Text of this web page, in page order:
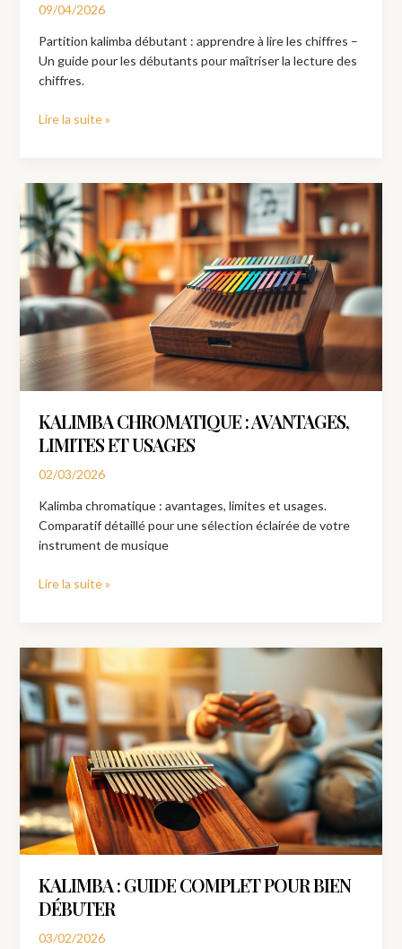
09/04/2026
Partition kalimba débutant : apprendre à lire les chiffres –
Un guide pour les débutants pour maîtriser la lecture des
chiffres.
Lire la suite »
KALIMBA CHROMATIQUE : AVANTAGES,
LIMITES ET USAGES
02/03/2026
Kalimba chromatique : avantages, limites et usages.
Comparatif détaillé pour une sélection éclairée de votre
instrument de musique
Kalimba
chromatique
:
avantages,
limites
et
usages
Lire la suite »
KALIMBA : GUIDE COMPLET POUR BIEN
DÉBUTER
03/02/2026
:
guide
complet
pour
bien
débuter